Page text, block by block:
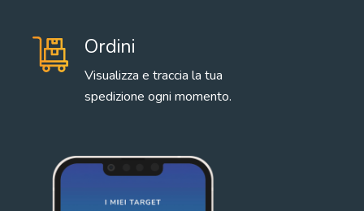
Ordini
Visualizza e traccia la tua
spedizione ogni momento.